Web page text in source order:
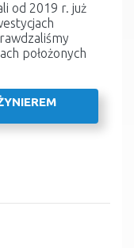
od 2019 r. już
położonych